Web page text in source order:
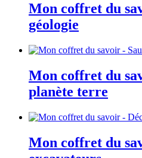
Mon coffret du
géologie
Mon coffret du
planète terre
Mon coffret du